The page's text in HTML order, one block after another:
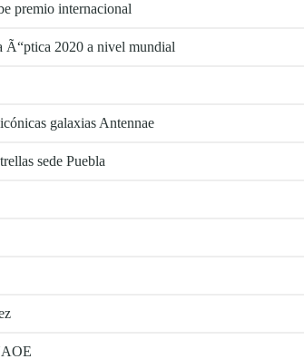
premio internacional
Ã“ptica 2020 a nivel mundial
galaxias Antennae
sede Puebla